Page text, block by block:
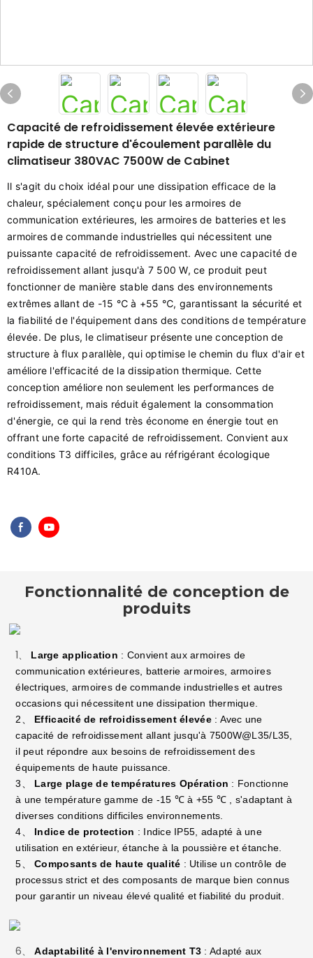
Capacité de refroidissement élevée extérieure
rapide de structure d'écoulement parallèle du
climatiseur 380VAC 7500W de Cabinet
Il s'agit du choix idéal pour une dissipation efficace de la
chaleur, spécialement conçu pour les armoires de
communication extérieures, les armoires de batteries et les
armoires de commande industrielles qui nécessitent une
puissante capacité de refroidissement. Avec une capacité de
refroidissement allant jusqu'à 7 500 W, ce produit peut
fonctionner de manière stable dans des environnements
extrêmes allant de -15 ℃ à +55 ℃, garantissant la sécurité et
la fiabilité de l'équipement dans des conditions de température
élevée. De plus, le climatiseur présente une conception de
structure à flux parallèle, qui optimise le chemin du flux d'air et
améliore l'efficacité de la dissipation thermique. Cette
conception améliore non seulement les performances de
refroidissement, mais réduit également la consommation
d'énergie, ce qui la rend très économe en énergie tout en
offrant une forte capacité de refroidissement. Convient aux
conditions T3 difficiles, grâce au réfrigérant écologique
R410A.
Fonctionnalité de conception de
produits
1、 Large application : Convient aux armoires de
communication extérieures, batterie armoires, armoires
électriques, armoires de commande industrielles et autres
occasions qui nécessitent une dissipation thermique.
2、 Efficacité de refroidissement élevée : Avec une
capacité de refroidissement allant jusqu'à 7500W@L35/L35,
il peut répondre aux besoins de refroidissement des
équipements de haute puissance.
3、 Large plage de températures Opération : Fonctionne
à une température gamme de -15 ℃à +55 ℃
, s'adaptant à
diverses conditions difficiles environnements.
4、 Indice de protection : Indice IP55, adapté à une
utilisation en extérieur, étanche à la poussière et étanche.
5、Composants de haute qualité : Utilise un contrôle de
processus strict et des composants de marque bien connus
pour garantir un niveau élevé qualité et fiabilité du produit.
6、Adaptabilité à l'environnement T3 : Adapté aux